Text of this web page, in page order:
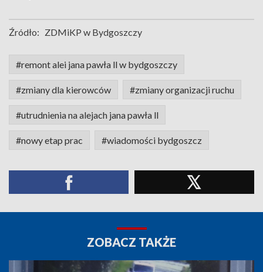
Źródło: ZDMiKP w Bydgoszczy
#remont alei jana pawła ll w bydgoszczy
#zmiany dla kierowców #zmiany organizacji ruchu
#utrudnienia na alejach jana pawła ll
#nowy etap prac #wiadomości bydgoszcz
ZOBACZ TAKŻE